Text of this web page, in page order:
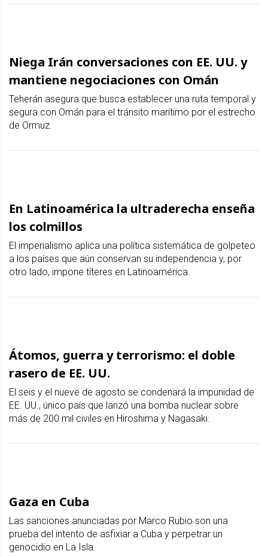
Niega Irán conversaciones con EE. UU. y
mantiene negociaciones con Omán
Teherán asegura que busca establecer una ruta temporal y
segura con Omán para el tránsito marítimo por el estrecho
de Ormuz.
En Latinoamérica la ultraderecha enseña
los colmillos
El imperialismo aplica una política sistemática de golpeteo
a los países que aún conservan su independencia y, por
otro lado, impone títeres en Latinoamérica.
Átomos, guerra y terrorismo: el doble
rasero de EE. UU.
El seis y el nueve de agosto se condenará la impunidad de
EE. UU., único país que lanzó una bomba nuclear sobre
más de 200 mil civiles en Hiroshima y Nagasaki.
Gaza en Cuba
Las sanciones anunciadas por Marco Rubio son una
prueba del intento de asfixiar a Cuba y perpetrar un
genocidio en La Isla.